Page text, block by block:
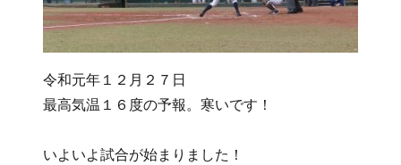
令和元年１２月２７日
最高気温１６度の予報。寒いです！
いよいよ試合が始まりました！